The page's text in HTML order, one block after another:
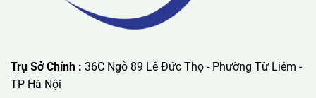
mãi ưu đãi có giá trị lớn nhất.